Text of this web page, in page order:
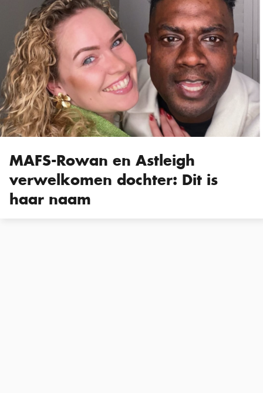
MAFS-Rowan en Astleigh
verwelkomen dochter: Dit is
haar naam